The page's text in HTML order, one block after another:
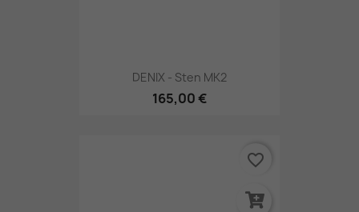
DENIX - Sten MK2
165,00 €
favorite_border